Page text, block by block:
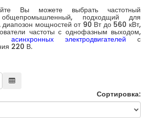
Вы можете выбрать частотный
общепромышленный, подходщий для
диапозон мощностей от 90 Вт до 560 кВт,
частоты с однофазным выходом,
электродвигателей с
220 В.
Сортировка: